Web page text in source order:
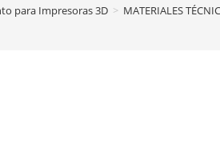
para Impresoras 3D > MATERIALES